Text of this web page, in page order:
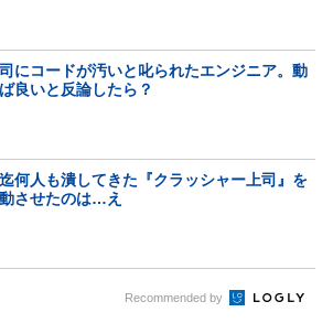
にコードが汚いと叱られたエンジニア。動
良いと反論したら？
何人も潰してきた『クラッシャー上司』を
させたのは…え
Recommended by